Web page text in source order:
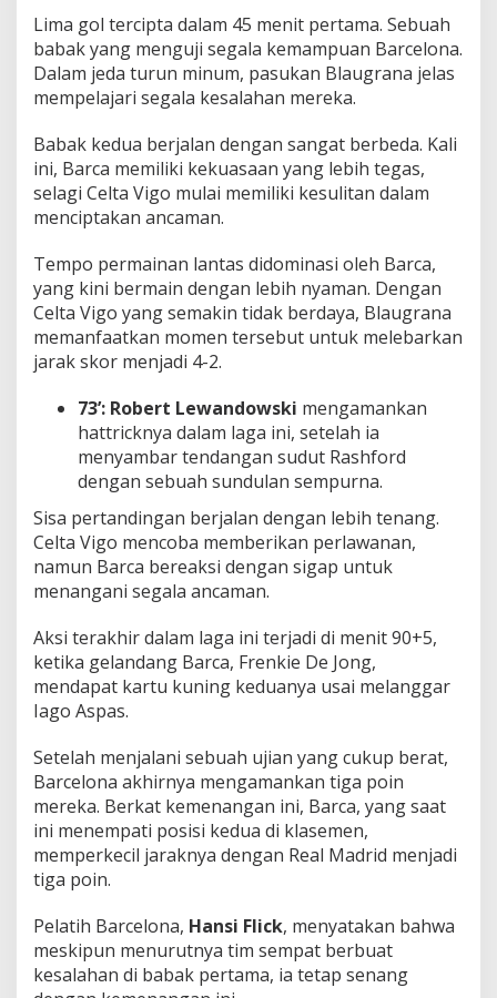
Lima gol tercipta dalam 45 menit pertama. Sebuah
babak yang menguji segala kemampuan Barcelona.
Dalam jeda turun minum, pasukan Blaugrana jelas
mempelajari segala kesalahan mereka.
Babak kedua berjalan dengan sangat berbeda. Kali
ini, Barca memiliki kekuasaan yang lebih tegas,
selagi Celta Vigo mulai memiliki kesulitan dalam
menciptakan ancaman.
Tempo permainan lantas didominasi oleh Barca,
yang kini bermain dengan lebih nyaman. Dengan
Celta Vigo yang semakin tidak berdaya, Blaugrana
memanfaatkan momen tersebut untuk melebarkan
jarak skor menjadi 4-2.
73’: Robert Lewandowski mengamankan
hattricknya dalam laga ini, setelah ia
menyambar tendangan sudut Rashford
dengan sebuah sundulan sempurna.
Sisa pertandingan berjalan dengan lebih tenang.
Celta Vigo mencoba memberikan perlawanan,
namun Barca bereaksi dengan sigap untuk
menangani segala ancaman.
Aksi terakhir dalam laga ini terjadi di menit 90+5,
ketika gelandang Barca, Frenkie De Jong,
mendapat kartu kuning keduanya usai melanggar
Iago Aspas.
Setelah menjalani sebuah ujian yang cukup berat,
Barcelona akhirnya mengamankan tiga poin
mereka. Berkat kemenangan ini, Barca, yang saat
ini menempati posisi kedua di klasemen,
memperkecil jaraknya dengan Real Madrid menjadi
tiga poin.
Pelatih Barcelona, Hansi Flick, menyatakan bahwa
meskipun menurutnya tim sempat berbuat
kesalahan di babak pertama, ia tetap senang